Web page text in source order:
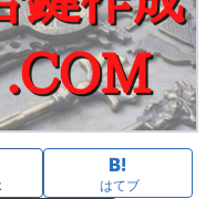
はてブ